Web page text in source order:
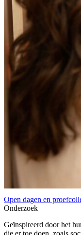
Open dagen en
Onderzoek
Geïnspireerd door het
die er toe doen, zoals